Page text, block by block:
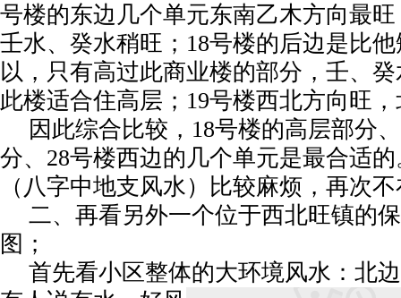
号楼的东边几个单元东南乙木方向最
壬水、癸水稍旺；18号楼的后边是比
以，只有高过此商业楼的部分，壬、
此楼适合住高层；19号楼西北方向旺
因此综合比较，18号楼的高层部分
分、28号楼西边的几个单元是最合适
（八字中地支风水）比较麻烦，再次
二、再看另外一个位于西北旺镇的
图；
首先看小区整体的大环境风水：北